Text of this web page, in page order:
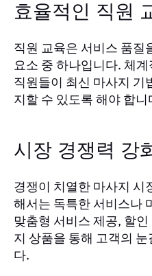
효율적인 직원
직원 교육은 서비스 품질
요소 중 하나입니다. 체
직원들이 최신 마사지 기
지할 수 있도록 해야 합니
시장 경쟁력 강
경쟁이 치열한 마사지 시
해서는 독특한 서비스나
맞춤형 서비스 제공, 할
지 상품을 통해 고객의
다.